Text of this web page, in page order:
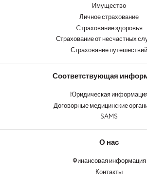
Имущество
Личное страхование
Cтрахование здоровья
Страхование от несчастных
Страхование путешествий
Соответствующая
Юридическая
Договорные медицинские
SAMS
О нас
Финансовая информация
Контакты